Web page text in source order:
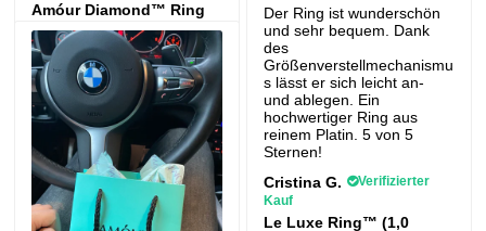
Der Ring ist wunderschön
und sehr bequem. Dank
des
Größenverstellmechanismu
s lässt er sich leicht an-
und ablegen. Ein
hochwertiger Ring aus
reinem Platin. 5 von 5
Sternen!
Cristina G.
Verifizierter
Kauf
Le Luxe Ring™ (1,0
Amóur Diamond™ Ring
(1,0 Karat)